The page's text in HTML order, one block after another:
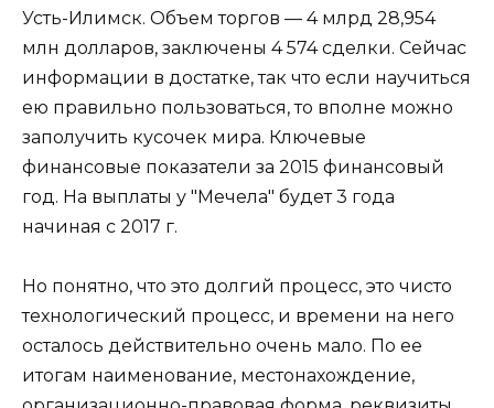
Усть-Илимск. Объем торгов — 4 млрд 28,954
млн долларов, заключены 4 574 сделки. Сейчас
информации в достатке, так что если научиться
ею правильно пользоваться, то вполне можно
заполучить кусочек мира. Ключевые
финансовые показатели за 2015 финансовый
год. На выплаты у "Мечела" будет 3 года
начиная с 2017 г.
Но понятно, что это долгий процесс, это чисто
технологический процесс, и времени на него
осталось действительно очень мало. По ее
итогам наименование, местонахождение,